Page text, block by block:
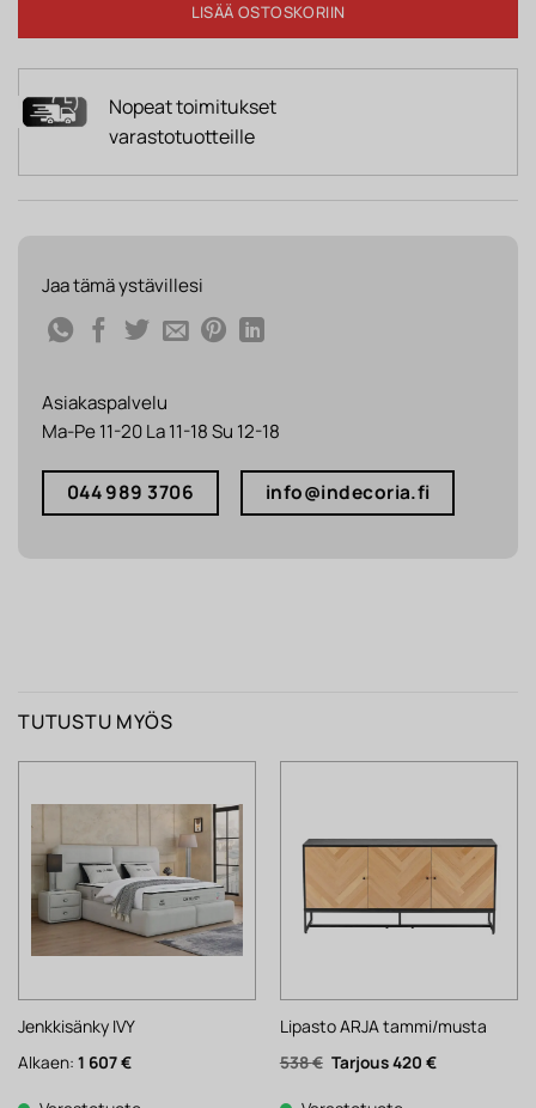
LISÄÄ OSTOSKORIIN
Nopeat toimitukset
varastotuotteille
Jaa tämä ystävillesi
Asiakaspalvelu
Ma-Pe 11-20 La 11-18 Su 12-18
044 989 3706 info@indecoria.fi
TUTUSTU MYÖS
Jenkkisänky IVY
Alkaen: 1 607€
Lipasto ARJA tammi/musta
538€ Alkuperäinen
hinta
420 €Nykyinen